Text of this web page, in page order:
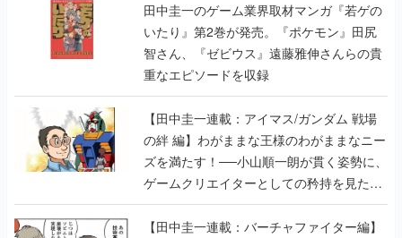
田中圭一のゲーム業界取材マンガ『若ゲの
いたり』第2巻が発売。『ポケモン』田尻
智さん、『ゼビウス』遠藤雅伸さんらの貴
重なエピソードを収録
【田中圭一連載：アイマス/ガンダム 戦場
の絆 編】わがままな王様のわがままなニー
ズを満たす！──小山順一朗が貫く姿勢に、
ゲームクリエイターとしての矜持を見た
【若ゲのいたり最終回】
【田中圭一連載：バーチャファイター編】